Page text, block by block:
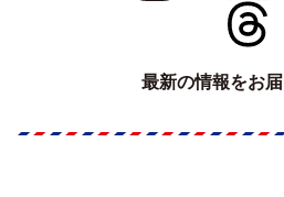
最新の情報をお